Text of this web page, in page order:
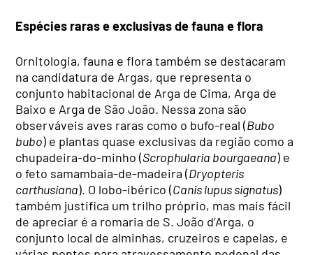
Espécies raras e exclusivas de fauna e flora
Ornitologia, fauna e flora também se destacaram
na candidatura de Argas, que representa o
conjunto habitacional de Arga de Cima, Arga de
Baixo e Arga de São João. Nessa zona são
observáveis aves raras como o bufo-real (Bubo
bubo) e plantas quase exclusivas da região como a
chupadeira-do-minho (Scrophularia bourgaeana) e
o feto samambaia-de-madeira (Dryopteris
carthusiana). O lobo-ibérico (Canis lupus signatus)
também justifica um trilho próprio, mas mais fácil
de apreciar é a romaria de S. João d’Arga, o
conjunto local de alminhas, cruzeiros e capelas, e